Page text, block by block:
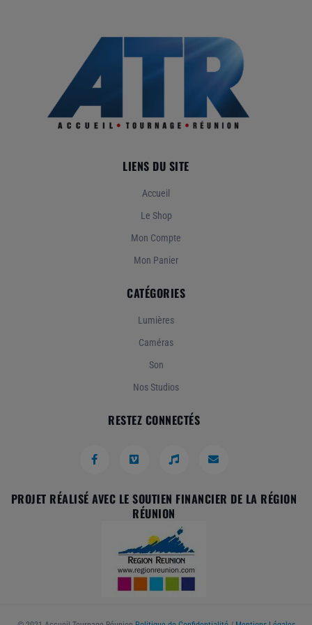
Moniteurs / Viseurs
Steadicam / Stabilisateurs
Vidéo HF
LIENS DU SITE
Accueil
Le Shop
Mon Compte
Mon Panier
CATÉGORIES
Lumières
Caméras
Son
Nos Studios
RESTEZ CONNECTÉS
PROJET RÉALISÉ AVEC LE SOUTIEN FINANCIER DE LA RÉGION
RÉUNION